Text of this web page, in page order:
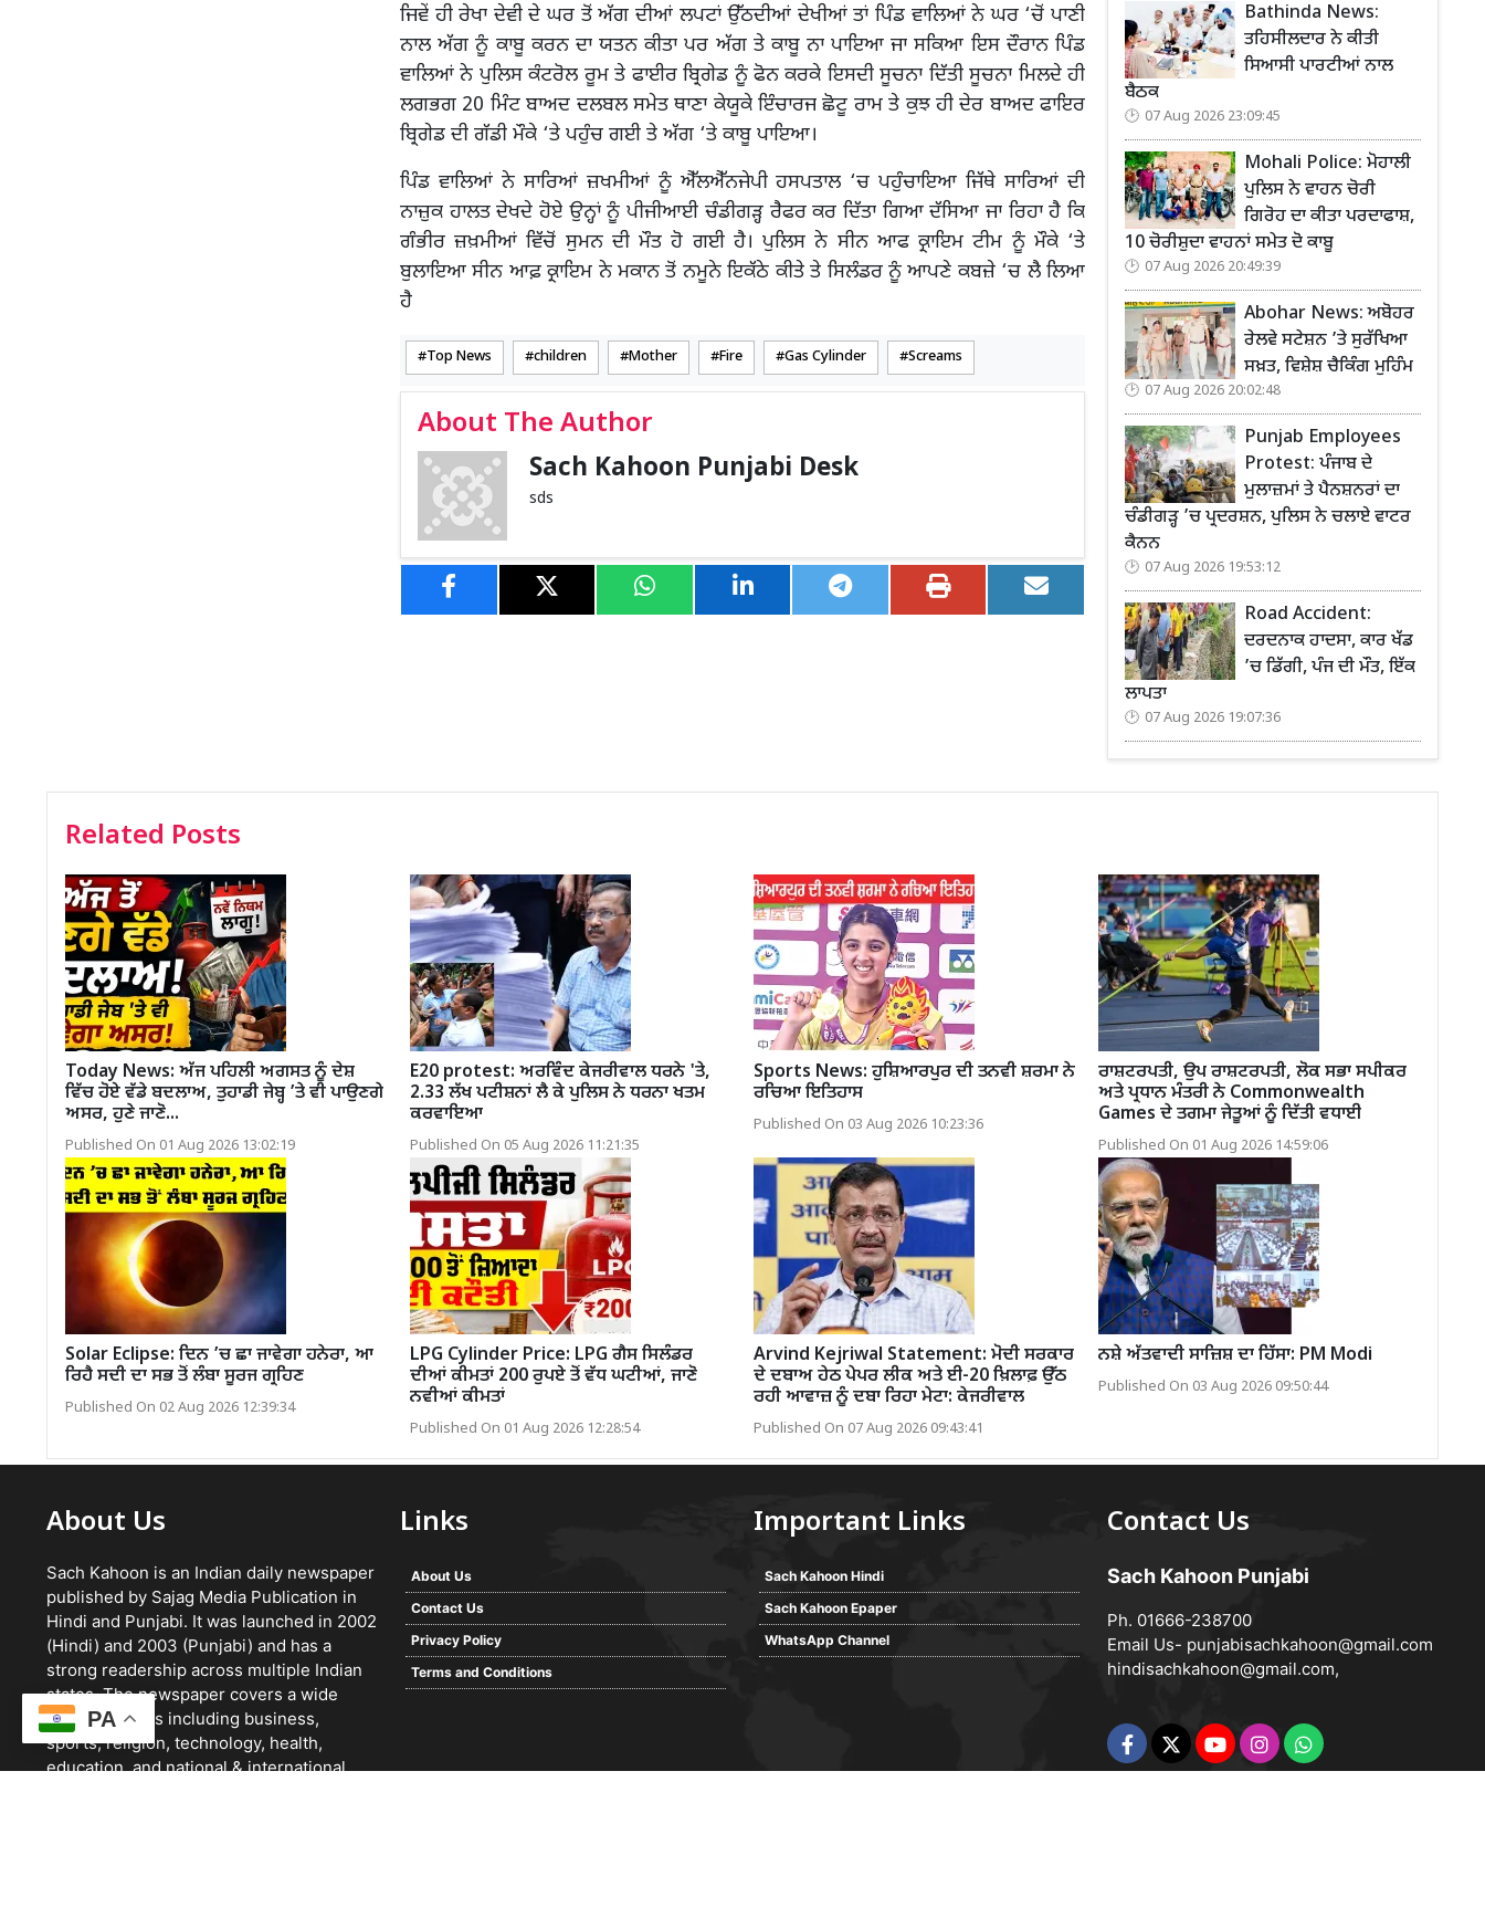
ਜਿਵੇਂ ਹੀ ਰੇਖਾ ਦੇਵੀ ਦੇ ਘਰ ਤੋਂ ਅੱਗ ਦੀਆਂ ਲਪਟਾਂ ਉੱਠਦੀਆਂ ਦੇਖੀਆਂ ਤਾਂ ਪਿੰਡ ਵਾਲਿਆਂ ਨੇ ਘਰ ‘ਚੋਂ ਪਾਣੀ
ਨਾਲ ਅੱਗ ਨੂੰ ਕਾਬੂ ਕਰਨ ਦਾ ਯਤਨ ਕੀਤਾ ਪਰ ਅੱਗ ਤੇ ਕਾਬੂ ਨਾ ਪਾਇਆ ਜਾ ਸਕਿਆ ਇਸ ਦੌਰਾਨ ਪਿੰਡ
ਵਾਲਿਆਂ ਨੇ ਪੁਲਿਸ ਕੰਟਰੋਲ ਰੂਮ ਤੇ ਫਾਈਰ ਬ੍ਰਿਗੇਡ ਨੂੰ ਫੋਨ ਕਰਕੇ ਇਸਦੀ ਸੂਚਨਾ ਦਿੱਤੀ ਸੂਚਨਾ ਮਿਲਦੇ ਹੀ
ਲਗਭਗ 20 ਮਿੰਟ ਬਾਅਦ ਦਲਬਲ ਸਮੇਤ ਥਾਣਾ ਕੇਯੂਕੇ ਇੰਚਾਰਜ ਛੋਟੂ ਰਾਮ ਤੇ ਕੁਝ ਹੀ ਦੇਰ ਬਾਅਦ ਫਾਇਰ
ਬ੍ਰਿਗੇਡ ਦੀ ਗੱਡੀ ਮੌਕੇ ‘ਤੇ ਪਹੁੰਚ ਗਈ ਤੇ ਅੱਗ ‘ਤੇ ਕਾਬੂ ਪਾਇਆ।
ਪਿੰਡ ਵਾਲਿਆਂ ਨੇ ਸਾਰਿਆਂ ਜ਼ਖਮੀਆਂ ਨੂੰ ਐੱਲਐੱਨਜੇਪੀ ਹਸਪਤਾਲ ‘ਚ ਪਹੁੰਚਾਇਆ ਜਿੱਥੇ ਸਾਰਿਆਂ ਦੀ
ਨਾਜ਼ੁਕ ਹਾਲਤ ਦੇਖਦੇ ਹੋਏ ਉਨ੍ਹਾਂ ਨੂੰ ਪੀਜੀਆਈ ਚੰਡੀਗੜ੍ਹ ਰੈਫਰ ਕਰ ਦਿੱਤਾ ਗਿਆ ਦੱਸਿਆ ਜਾ ਰਿਹਾ ਹੈ ਕਿ
ਗੰਭੀਰ ਜ਼ਖ਼ਮੀਆਂ ਵਿੱਚੋਂ ਸੁਮਨ ਦੀ ਮੌਤ ਹੋ ਗਈ ਹੈ। ਪੁਲਿਸ ਨੇ ਸੀਨ ਆਫ ਕ੍ਰਾਇਮ ਟੀਮ ਨੂੰ ਮੌਕੇ ‘ਤੇ
ਬੁਲਾਇਆ ਸੀਨ ਆਫ਼ ਕ੍ਰਾਇਮ ਨੇ ਮਕਾਨ ਤੋਂ ਨਮੂਨੇ ਇਕੱਠੇ ਕੀਤੇ ਤੇ ਸਿਲੰਡਰ ਨੂੰ ਆਪਣੇ ਕਬਜ਼ੇ ‘ਚ ਲੈ ਲਿਆ
ਹੈ
Top News children Mother Fire Gas Cylinder Screams
About The Author
Sach Kahoon Punjabi Desk
sds
Bathinda News:
ਤਹਿਸੀਲਦਾਰ ਨੇ ਕੀਤੀ
ਸਿਆਸੀ ਪਾਰਟੀਆਂ ਨਾਲ
ਬੈਠਕ
07 Aug 2026 23:09:45
Mohali Police: ਮੋਹਾਲੀ
ਪੁਲਿਸ ਨੇ ਵਾਹਨ ਚੋਰੀ
ਗਿਰੋਹ ਦਾ ਕੀਤਾ ਪਰਦਾਫਾਸ਼,
10 ਚੋਰੀਸ਼ੁਦਾ ਵਾਹਨਾਂ ਸਮੇਤ ਦੋ ਕਾਬੂ
07 Aug 2026 20:49:39
Abohar News: ਅਬੋਹਰ
ਰੇਲਵੇ ਸਟੇਸ਼ਨ ’ਤੇ ਸੁਰੱਖਿਆ
ਸਖ਼ਤ, ਵਿਸ਼ੇਸ਼ ਚੈਕਿੰਗ ਮੁਹਿੰਮ
07 Aug 2026 20:02:48
Punjab Employees
Protest: ਪੰਜਾਬ ਦੇ
ਮੁਲਾਜ਼ਮਾਂ ਤੇ ਪੈਨਸ਼ਨਰਾਂ ਦਾ
ਚੰਡੀਗੜ੍ਹ ’ਚ ਪ੍ਰਦਰਸ਼ਨ, ਪੁਲਿਸ ਨੇ ਚਲਾਏ ਵਾਟਰ
ਕੈਨਨ
07 Aug 2026 19:53:12
Road Accident:
ਦਰਦਨਾਕ ਹਾਦਸਾ, ਕਾਰ ਖੱਡ
’ਚ ਡਿੱਗੀ, ਪੰਜ ਦੀ ਮੌਤ, ਇੱਕ
ਲਾਪਤਾ
07 Aug 2026 19:07:36
Related Posts
Today News: ਅੱਜ ਪਹਿਲੀ ਅਗਸਤ ਨੂੰ ਦੇਸ਼
ਵਿੱਚ ਹੋਏ ਵੱਡੇ ਬਦਲਾਅ, ਤੁਹਾਡੀ ਜੇਬ੍ਹ ’ਤੇ ਵੀ ਪਾਉਣਗੇ
ਅਸਰ, ਹੁਣੇ ਜਾਣੋ...
Published On 01 Aug 2026 13:02:19
E20 protest: ਅਰਵਿੰਦ ਕੇਜਰੀਵਾਲ ਧਰਨੇ 'ਤੇ,
2.33 ਲੱਖ ਪਟੀਸ਼ਨਾਂ ਲੈ ਕੇ ਪੁਲਿਸ ਨੇ ਧਰਨਾ ਖਤਮ
ਕਰਵਾਇਆ
Published On 05 Aug 2026 11:21:35
Sports News: ਹੁਸ਼ਿਆਰਪੁਰ ਦੀ ਤਨਵੀ ਸ਼ਰਮਾ ਨੇ
ਰਚਿਆ ਇਤਿਹਾਸ
Published On 03 Aug 2026 10:23:36
ਰਾਸ਼ਟਰਪਤੀ, ਉਪ ਰਾਸ਼ਟਰਪਤੀ, ਲੋਕ ਸਭਾ ਸਪੀਕਰ
ਅਤੇ ਪ੍ਰਧਾਨ ਮੰਤਰੀ ਨੇ Commonwealth
Games ਦੇ ਤਗਮਾ ਜੇਤੂਆਂ ਨੂੰ ਦਿੱਤੀ ਵਧਾਈ
Published On 01 Aug 2026 14:59:06
Solar Eclipse: ਦਿਨ ’ਚ ਛਾ ਜਾਵੇਗਾ ਹਨੇਰਾ, ਆ
ਰਿਹੈ ਸਦੀ ਦਾ ਸਭ ਤੋਂ ਲੰਬਾ ਸੂਰਜ ਗ੍ਰਹਿਣ
Published On 02 Aug 2026 12:39:34
LPG Cylinder Price: LPG ਗੈਸ ਸਿਲੰਡਰ
ਦੀਆਂ ਕੀਮਤਾਂ 200 ਰੁਪਏ ਤੋਂ ਵੱਧ ਘਟੀਆਂ, ਜਾਣੋ
ਨਵੀਆਂ ਕੀਮਤਾਂ
Published On 01 Aug 2026 12:28:54
Arvind Kejriwal Statement: ਮੋਦੀ ਸਰਕਾਰ
ਦੇ ਦਬਾਅ ਹੇਠ ਪੇਪਰ ਲੀਕ ਅਤੇ ਈ-20 ਖ਼ਿਲਾਫ਼ ਉੱਠ
ਰਹੀ ਆਵਾਜ਼ ਨੂੰ ਦਬਾ ਰਿਹਾ ਮੇਟਾ: ਕੇਜਰੀਵਾਲ
Published On 07 Aug 2026 09:43:41
ਨਸ਼ੇ ਅੱਤਵਾਦੀ ਸਾਜ਼ਿਸ਼ ਦਾ ਹਿੱਸਾ: PM Modi
Published On 03 Aug 2026 09:50:44
About Us
Sach Kahoon is an Indian daily newspaper
published by Sajag Media Publication in
Hindi and Punjabi. It was launched in 2002
(Hindi) and 2003 (Punjabi) and has a
strong readership across multiple Indian
states. The newspaper covers a wide
range of topics including business,
sports, religion, technology, health,
education, and national & international
Links
About Us
Contact Us
Privacy Policy
Terms and Conditions
Important Links
Sach Kahoon Hindi
Sach Kahoon Epaper
WhatsApp Channel
Contact Us
Sach Kahoon Punjabi
Ph. 01666-238700
Email Us- punjabisachkahoon@gmail.com
hindisachkahoon@gmail.com,
PA